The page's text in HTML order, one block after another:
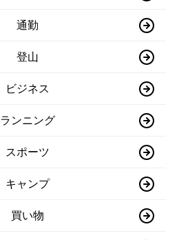
通勤
登山
ビジネス
ランニング
スポーツ
キャンプ
買い物